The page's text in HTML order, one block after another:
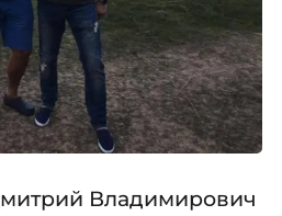
Владимирович